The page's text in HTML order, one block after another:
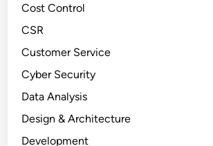
Cost Control
CSR
Customer Service
Cyber Security
Data Analysis
Design & Architecture
Development